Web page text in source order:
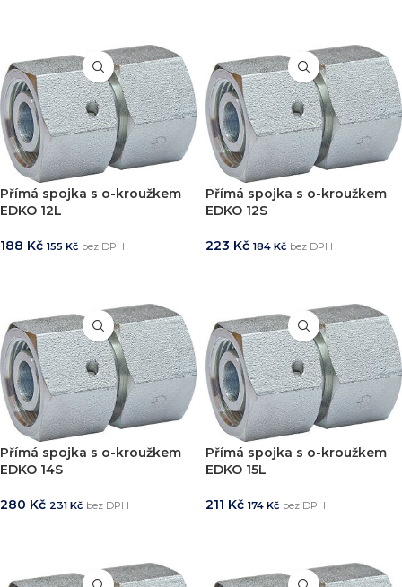
Přímá spojka s o-kroužkem
EDKO 12L
188 Kč 155 Kč bez DPH
Přímá spojka s o-kroužkem
EDKO 12S
223 Kč 184 Kč bez DPH
Přímá spojka s o-kroužkem
EDKO 14S
280 Kč 231 Kč bez DPH
Přímá spojka s o-kroužkem
EDKO 15L
211 Kč 174 Kč bez DPH